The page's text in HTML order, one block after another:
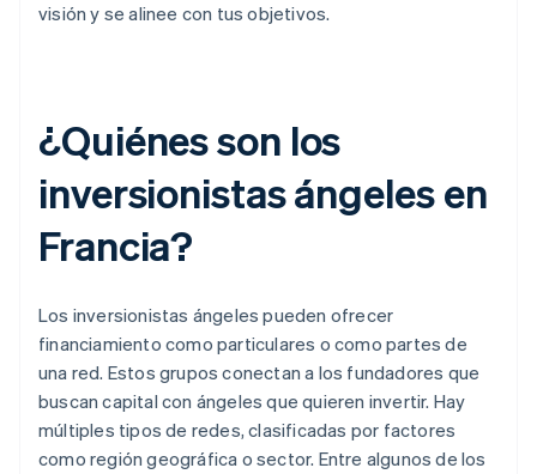
visión y se alinee con tus objetivos.
¿Quiénes son los
inversionistas ángeles en
Francia?
Los inversionistas ángeles pueden ofrecer
financiamiento como particulares o como partes de
una red. Estos grupos conectan a los fundadores que
buscan capital con ángeles que quieren invertir. Hay
múltiples tipos de redes, clasificadas por factores
como región geográfica o sector. Entre algunos de los